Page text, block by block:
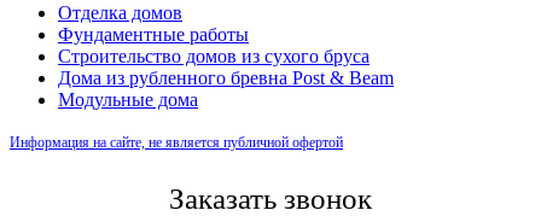
Отделка домов
Фундаментные работы
Строительство домов из сухого бруса
Дома из рубленного бревна Post & Beam
Модульные дома
Информация на сайте, не является публичной офертой
Заказать звонок